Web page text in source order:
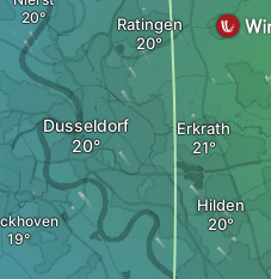
Hilden
Ratingen
Dusseldorf Erkrath